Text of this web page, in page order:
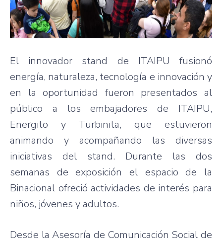
El innovador stand de ITAIPU fusionó
energía, naturaleza, tecnología e innovación y
en la oportunidad fueron presentados al
público a los embajadores de ITAIPU,
Energito y Turbinita, que estuvieron
animando y acompañando las diversas
iniciativas del stand. Durante las dos
semanas de exposición el espacio de la
Binacional ofreció actividades de interés para
niños, jóvenes y adultos.
Desde la Asesoría de Comunicación Social de